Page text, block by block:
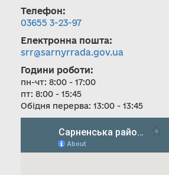
Телефон:
03655 3-23-97
Електронна пошта:
srr@sarnyrrada.gov.ua
Години роботи:
пн-чт: 8:00 - 17:00
пт: 8:00 - 15:45
Обідня перерва: 13:00 - 13:45